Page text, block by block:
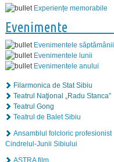
Experiențe memorabile
Evenimente
Evenimentele săptămânii
Evenimentele lunii
Evenimentele anului
Filarmonica de Stat Sibiu
Teatrul Naţional „Radu Stanca”
Teatrul Gong
Teatrul de Balet Sibiu
Ansamblul folcloric profesionist
Cindrelul-Junii Sibiului